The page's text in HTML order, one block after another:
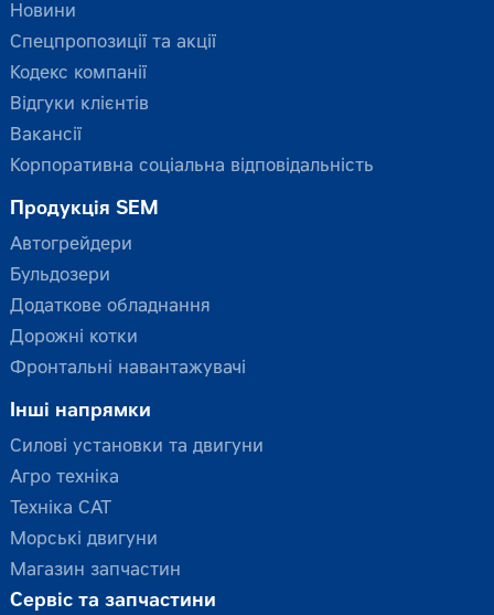
Новини
Спецпропозиції та акції
Кодекс компанії
Відгуки клієнтів
Вакансії
Корпоративна соціальна відповідальність
Продукція SEM
Автогрейдери
Бульдозери
Додаткове обладнання
Дорожні котки
Фронтальні навантажувачі
Інші напрямки
Силові установки та двигуни
Агро техніка
Техніка CAT
Морські двигуни
Магазин запчастин
Сервіс та запчастини